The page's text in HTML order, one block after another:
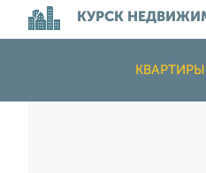
КУРСК
КВАРТИРЫ